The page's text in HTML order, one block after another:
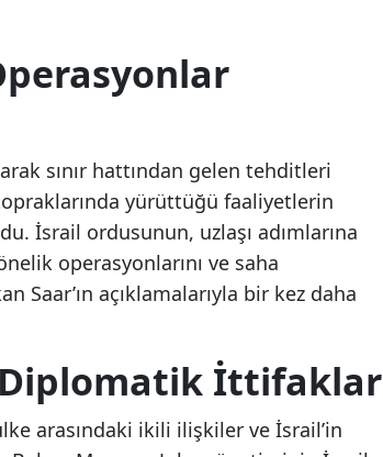
sınır hattından gelen tehditleri
yürüttüğü faaliyetlerin
İsrail ordusunun, uzlaşı adımlarına
operasyonlarını ve saha
açıklamalarıyla bir kez daha
Diplomatik İttifaklar
arasındaki ikili ilişkiler ve İsrail’in